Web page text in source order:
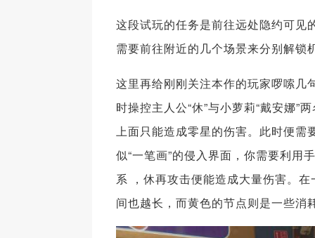
这段试玩的任务是前往远处隐约可见
需要前往附近的几个场景来分别解锁
这里再给刚刚关注本作的玩家啰嗦几
时操控主人公“休”与小萝莉“戴安娜”
上面只能造成零星的伤害。此时便
似“一笔画”的侵入界面，你需要利用
系 ，休再攻击便能造成大量伤害。
间也越长，而黄色的节点则是一些消